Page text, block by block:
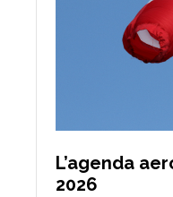
L’agenda
2026